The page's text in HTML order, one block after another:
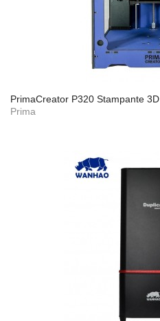
PrimaCreator P320 Stampante 3D
Prima